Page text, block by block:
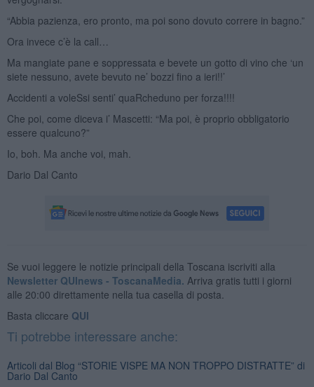
“Abbia pazienza, ero pronto, ma poi sono dovuto correre in bagno.”
Ora invece c’è la call…
Ma mangiate pane e soppressata e bevete un gotto di vino che ‘un
siete nessuno, avete bevuto ne’ bozzi fino a ieri!!’
Accidenti a voleSsi senti’ quaRcheduno per forza!!!!
Che poi, come diceva i’ Mascetti: “Ma poi, è proprio obbligatorio
essere qualcuno?”
Io, boh. Ma anche voi, mah.
Dario Dal Canto
Se vuoi leggere le notizie principali della Toscana iscriviti alla
Newsletter QUInews - ToscanaMedia. Arriva gratis tutti i giorni
alle 20:00 direttamente nella tua casella di posta.
Basta cliccare QUI
Ti potrebbe interessare anche:
Articoli dal Blog “STORIE VISPE MA NON TROPPO DISTRATTE” di
Dario Dal Canto